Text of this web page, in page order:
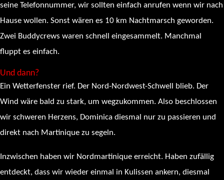
seine Telefonnummer, wir sollten einfach anrufen wenn wir nach
Hause wollen. Sonst wären es 10 km Nachtmarsch geworden.
Zwei Buddycrews waren schnell eingesammelt. Manchmal
fluppt es einfach.
Und dann?
Ein Wetterfenster rief. Der Nord-Nordwest-Schwell blieb. Der
Wind wäre bald zu stark, um wegzukommen. Also beschlossen
wir schweren Herzens, Dominica diesmal nur zu passieren und
direkt nach Martinique zu segeln.
Inzwischen haben wir Nordmartinique erreicht. Haben zufällig
entdeckt, dass wir wieder einmal in Kulissen ankern, diesmal